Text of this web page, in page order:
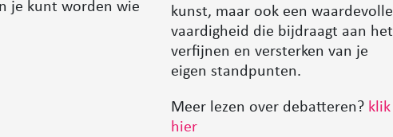
je kunt worden wie
kunst, maar ook een waardevolle
vaardigheid die bijdraagt aan het
verfijnen en versterken van je
eigen standpunten.
Meer lezen over debatteren? klik
hier